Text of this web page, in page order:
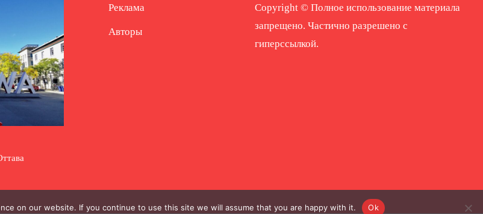
Реклама
Авторы
Copyright © Полное использование материала
запрещено. Частично разрешено с
гиперссылкой.
on our website. If you continue to use this site we will assume that you are happy with it. Ok